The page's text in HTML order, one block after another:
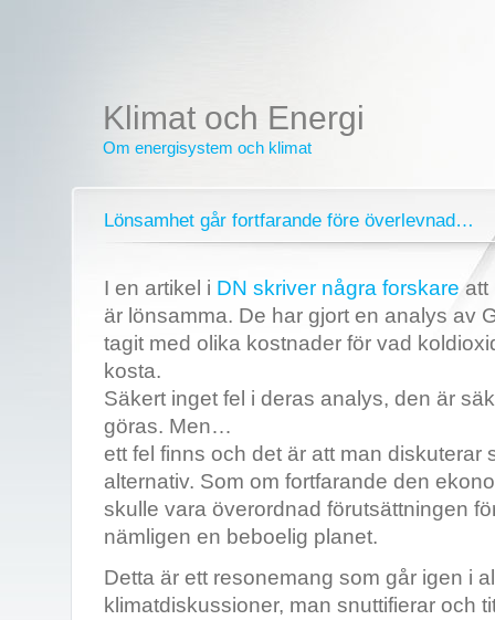
Klimat och Energi
Om energisystem och klimat
Lönsamhet går fortfarande före överlevnad…
I en artikel i DN skriver några forskare att
är lönsamma. De har gjort en analys av
tagit med olika kostnader för vad
kosta.
Säkert inget fel i deras analys, den är
göras. Men…
ett fel finns och det är att man diskuterar
alternativ. Som om fortfarande den
skulle vara överordnad förutsättningen
nämligen en beboelig planet.
Detta är ett resonemang som går igen i
klimatdiskussioner, man snuttifierar och